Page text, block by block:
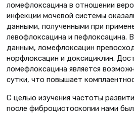
ломефлоксацина в отношении
инфекции мочевой системы
данными, полученными при
левофлоксацина и пефлоксацина.
данным, ломефлоксацин
норфлоксацин и доксициклин.
ломефлоксацина является
сутки, что повышает
С целью изучения частоты
после фиброцистоскопии нами